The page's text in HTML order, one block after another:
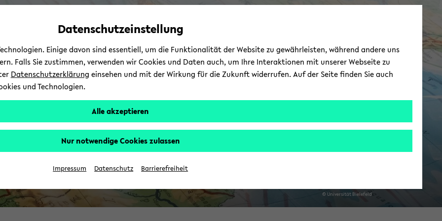
Automatische
vermeiden
skip
main
skip
main
skip
footer
© Uni­ver­si­tät Bie­le­feld
Datenschutzeinstellung
Einige davon sind essentiell, um die Funktionalität der Website zu gewährleisten, während andere uns
Falls Sie zustimmen, verwenden wir Cookies und Daten auch, um Ihre Interaktionen mit unserer Webseite zu
Datenschutzerklärung einsehen und mit der Wirkung für die Zukunft widerrufen. Auf der Seite finden Sie auch
und Technologien.
Alle akzeptieren
Nur notwendige Cookies zulassen
Impressum Datenschutz Barrierefreiheit